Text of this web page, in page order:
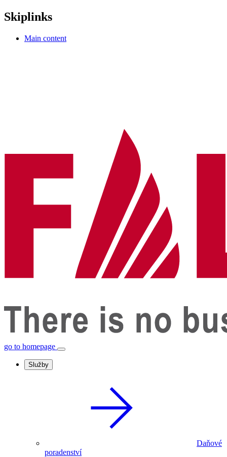
Skiplinks
Main content
go to homepage
Služby
Daňové
poradenství